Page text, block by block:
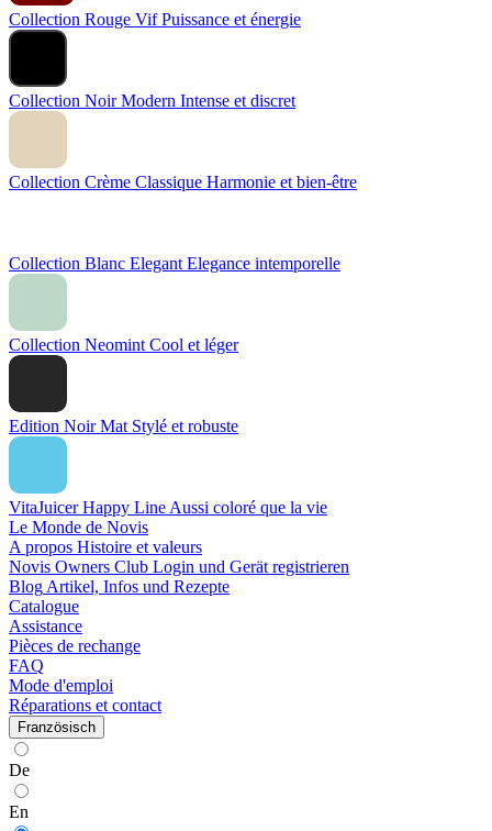
Collection Rouge Vif Puissance et énergie
Collection Noir Modern Intense et discret
Collection Crème Classique Harmonie et bien-être
Collection Blanc Elegant Elegance intemporelle
Collection Neomint Cool et léger
Edition Noir Mat Stylé et robuste
VitaJuicer Happy Line Aussi coloré que la vie
Le Monde de Novis
A propos Histoire et valeurs
Novis Owners Club Login und Gerät registrieren
Blog Artikel, Infos und Rezepte
Catalogue
Assistance
Pièces de rechange
FAQ
Mode d'emploi
Réparations et contact
Französisch
De
En